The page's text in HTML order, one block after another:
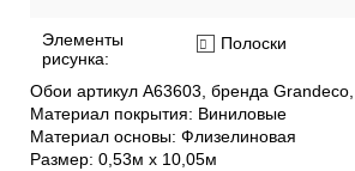
Элементы
рисунка:
Полоски
Обои артикул A63603, бренда Grandeco,
Материал покрытия: Виниловые
Материал основы: Флизелиновая
Размер: 0,53м x 10,05м